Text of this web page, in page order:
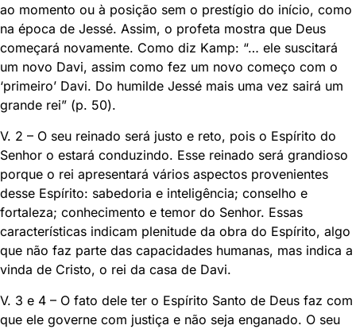
ao momento ou à posição sem o prestígio do início, como
na época de Jessé. Assim, o profeta mostra que Deus
começará novamente. Como diz Kamp: “… ele suscitará
um novo Davi, assim como fez um novo começo com o
‘primeiro’ Davi. Do humilde Jessé mais uma vez sairá um
grande rei” (p. 50).
V. 2 – O seu reinado será justo e reto, pois o Espírito do
Senhor o estará conduzindo. Esse reinado será grandioso
porque o rei apresentará vários aspectos provenientes
desse Espírito: sabedoria e inteligência; conselho e
fortaleza; conhecimento e temor do Senhor. Essas
características indicam plenitude da obra do Espírito, algo
que não faz parte das capacidades humanas, mas indica a
vinda de Cristo, o rei da casa de Davi.
V. 3 e 4 – O fato dele ter o Espírito Santo de Deus faz com
que ele governe com justiça e não seja enganado. O seu